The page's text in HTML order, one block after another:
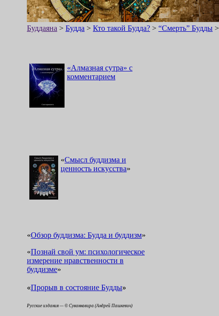
Буддаяна > Будда > Кто такой Будда? > “Смерть” Будды
«Алмазная сутра» с
комментарием
«Смысл буддизма и
ценность искусства»
«Обзор буддизма: Будда и буддизм»
«Познай свой ум: психологическое
измерение нравственности в
буддизме»
«Прорыв в состояние Будды»
Русские издания — © Суваннавира (Андрей Пашкевич)